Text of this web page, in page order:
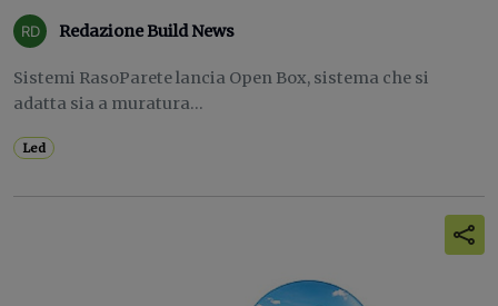
Redazione Build News
Sistemi RasoParete lancia Open Box, sistema che si
adatta sia a muratura...
Led